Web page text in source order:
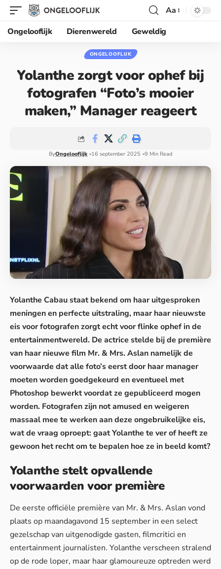
Aa
Ongelooflijk
Dierenwereld Geweldig
ONGELOOFLIJK
Yolanthe zorgt voor ophef bij
fotografen “Foto’s mooier
maken,” Manager reageert
ByOngelooflijk 16 september 2025 9 Min Read
Yolanthe Cabau staat bekend om haar uitgesproken
meningen en perfecte uitstraling, maar haar nieuwste
eis voor fotografen zorgt echt voor flinke ophef in de
entertainmentwereld. De actrice stelde bij de première
van haar nieuwe film Mr. & Mrs. Aslan namelijk de
voorwaarde dat alle foto’s eerst door haar manager
moeten worden goedgekeurd en eventueel met
Photoshop bewerkt voordat ze gepubliceerd mogen
worden. Fotografen zijn not amused en weigeren
massaal mee te werken aan deze ongebruikelijke eis,
wat de vraag oproept: gaat Yolanthe te ver of heeft ze
gewoon het recht om te bepalen hoe ze in beeld komt?
Yolanthe stelt opvallende
voorwaarden voor première
De eerste officiële première van Mr. & Mrs. Aslan vond
plaats op maandagavond 15 september in een select
gezelschap van uitgenodigde gasten, filmcritici en
entertainment journalisten. Yolanthe verscheen stralend
op de rode loper, maar haar glamoureuze optreden werd